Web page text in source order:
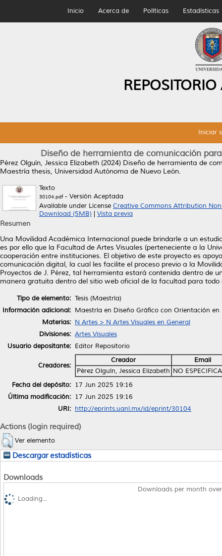
Inicio Acerca de Políticas Estadísticas
Iniciar
Diseño de herramienta de comunicación
Pérez Olguín, Jessica Elizabeth (2024) Diseño de herramienta de
Maestría thesis, Universidad Autónoma de Nuevo León.
Texto
30104.pdf- Versión Aceptada
Available under License Creative Commons Attribution
Download (5MB)
Vista previa
Resumen
Una Movilidad Académica Internacional puede brindarle a un
es por ello que la Facultad de Artes Visuales (perteneciente a la
cooperación entre instituciones. El objetivo de este proyecto es
comunicación digital, la cual les facilite el proceso previo a la
Proyectos de J. Pérez, tal herramienta estará contenida dentro de
manera gratuita dentro del sitio web oficial de la facultad para todo
Tipo de elemento: Tesis (Maestría)
Información adicional: Maestría en Diseño Gráfico con Orientación en
Materias: N Artes > N Artes Visuales en General
Divisiones: Artes Visuales
Usuario depositante: Editor Repositorio
Creadores:
Creador
Email
Pérez Olguín, Jessica Elizabeth NO
Fecha del depósito: 17 Jun 2025 19:16
Última modificación: 17 Jun 2025 19:16
URI: http://eprints.uanl.mx/id/eprint/30104
Actions (login required)
Ver elemento
Descargar estadísticas
Downloads
Downloads per month
Loading...